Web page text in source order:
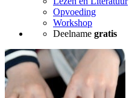
Opvoeding
Workshop
Deelname gratis